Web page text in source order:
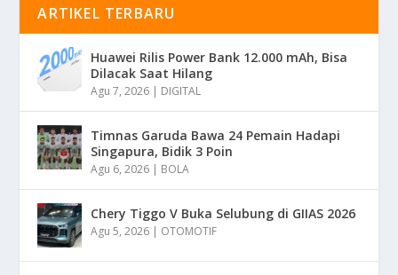
ARTIKEL TERBARU
Huawei Rilis Power Bank 12.000 mAh, Bisa
Dilacak Saat Hilang
Agu 7, 2026 | DIGITAL
Timnas Garuda Bawa 24 Pemain Hadapi
Singapura, Bidik 3 Poin
Agu 6, 2026 | BOLA
Chery Tiggo V Buka Selubung di GIIAS 2026
Agu 5, 2026 | OTOMOTIF